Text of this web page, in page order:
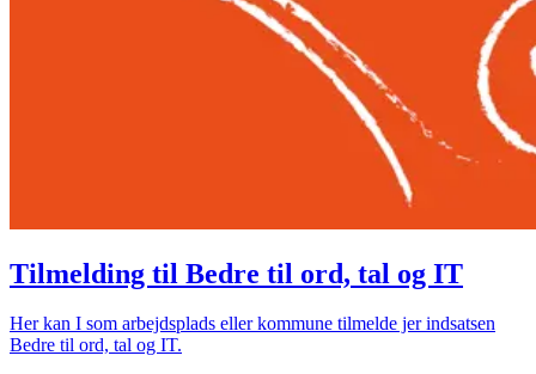
Tilmelding til Bedre til ord, tal og IT
Her kan I som arbejdsplads eller kommune tilmelde jer indsatsen
Bedre til ord, tal og IT.